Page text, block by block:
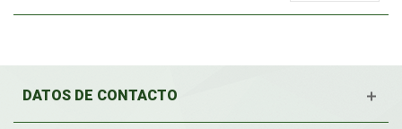
DATOS DE CONTACTO